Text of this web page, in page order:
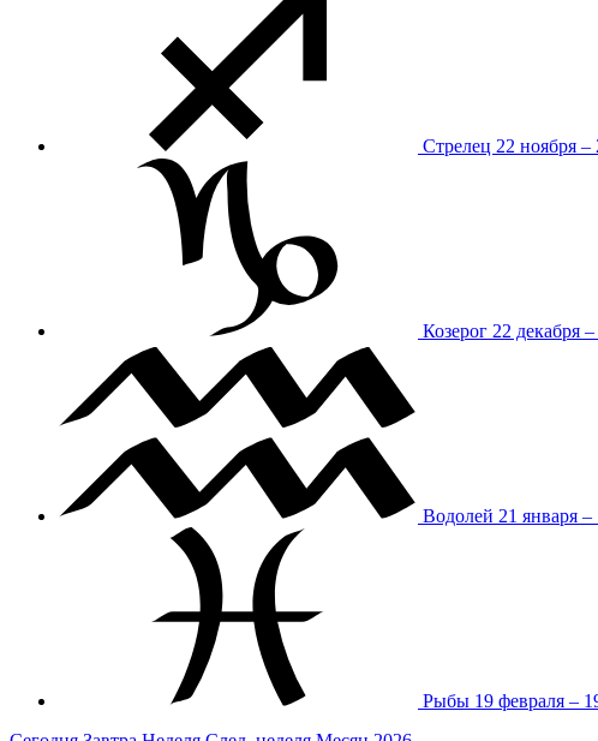
Стрелец 22 ноября –
Козерог 22 декабря
Водолей 21 января
Рыбы 19 февраля –